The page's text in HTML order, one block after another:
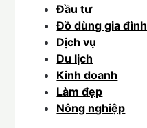
Đầu tư
Đồ dùng gia đình
Dịch vụ
Du lịch
Kinh doanh
Làm đẹp
Nông nghiệp